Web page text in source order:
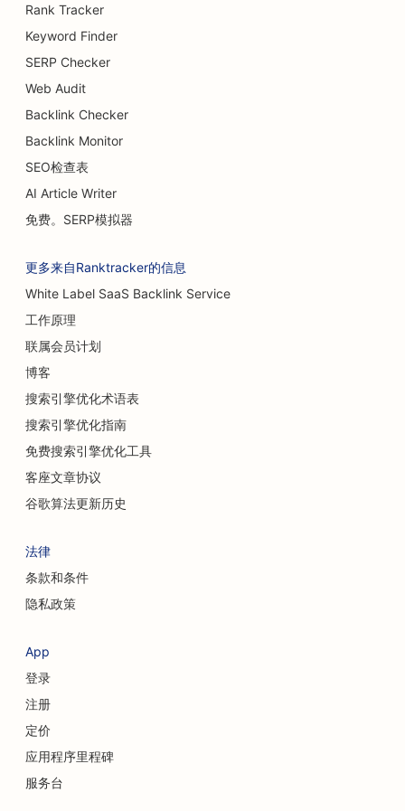
隆胸服务搜索引擎优化
自助餐厅搜索引擎优化
蛋糕店搜索引擎优化
为汽车经销商提供搜索引擎优化
烧伤外科医生的搜索引擎优化
咖啡馆搜索引擎优化
地毯和地板店搜索引擎优化
化学换肤服务的搜索引擎优化
猫咪咖啡馆的搜索引擎优化
清洁服务搜索引擎优化
为咨询公司提供搜索引擎优化
整形外科医生的搜索引擎优化
信用社搜索引擎优化
纸杯蛋糕店的搜索引擎优化
Rank Tracker
Keyword Finder
SERP Checker
Web Audit
Backlink Checker
Backlink Monitor
SEO检查表
AI Article Writer
免费。SERP模拟器
更多来自Ranktracker的信息
White Label SaaS Backlink Service
工作原理
联属会员计划
博客
搜索引擎优化术语表
搜索引擎优化指南
免费搜索引擎优化工具
客座文章协议
谷歌算法更新历史
法律
条款和条件
隐私政策
App
登录
注册
定价
应用程序里程碑
服务台